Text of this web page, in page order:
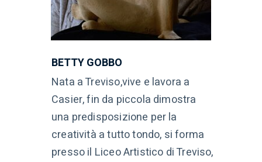
BETTY GOBBO
Nata a Treviso,vive e lavora a
Casier, fin da piccola dimostra
una predisposizione per la
creatività a tutto tondo, si forma
presso il Liceo Artistico di Treviso,